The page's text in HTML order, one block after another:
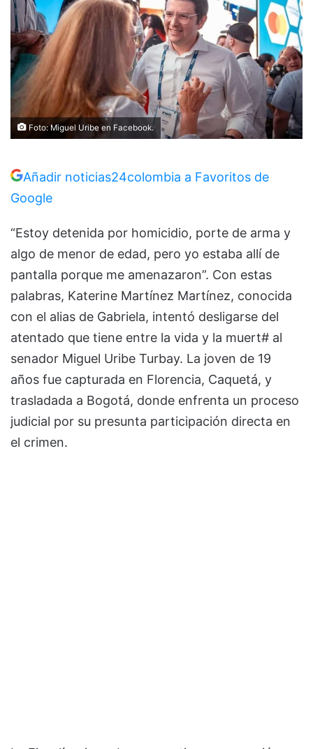
Foto: Miguel Uribe en Facebook.
Añadir noticias24colombia a Favoritos de
Google
“Estoy detenida por homicidio, porte de arma y
algo de menor de edad, pero yo estaba allí de
pantalla porque me amenazaron”. Con estas
palabras, Katerine Martínez Martínez, conocida
con el alias de Gabriela, intentó desligarse del
atentado que tiene entre la vida y la muert# al
senador Miguel Uribe Turbay. La joven de 19
años fue capturada en Florencia, Caquetá, y
trasladada a Bogotá, donde enfrenta un proceso
judicial por su presunta participación directa en
el crimen.